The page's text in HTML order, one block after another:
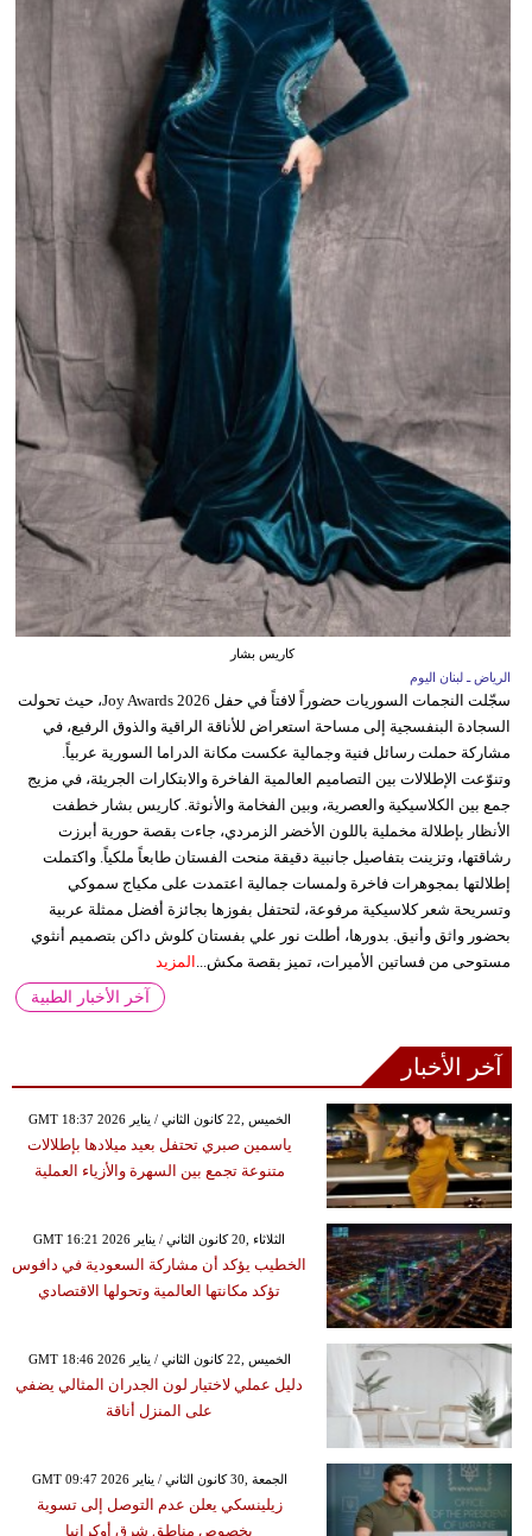
كاريس بشار
الرياض ـ لبنان اليوم
سجّلت النجمات السوريات حضوراً لافتاً في حفل Joy Awards 2026، حيث تحولت
السجادة البنفسجية إلى مساحة استعراض للأناقة الراقية والذوق الرفيع، في
مشاركة حملت رسائل فنية وجمالية عكست مكانة الدراما السورية عربياً.
وتنوّعت الإطلالات بين التصاميم العالمية الفاخرة والابتكارات الجريئة، في مزيج
جمع بين الكلاسيكية والعصرية، وبين الفخامة والأنوثة. كاريس بشار خطفت
الأنظار بإطلالة مخملية باللون الأخضر الزمردي، جاءت بقصة حورية أبرزت
رشاقتها، وتزينت بتفاصيل جانبية دقيقة منحت الفستان طابعاً ملكياً. واكتملت
إطلالتها بمجوهرات فاخرة ولمسات جمالية اعتمدت على مكياج سموكي
وتسريحة شعر كلاسيكية مرفوعة، لتحتفل بفوزها بجائزة أفضل ممثلة عربية
بحضور واثق وأنيق. بدورها، أطلت نور علي بفستان كلوش داكن بتصميم أنثوي
مستوحى من فساتين الأميرات، تميز بقصة مكش... المزيد
آخر الأخبار الطبية
آخر الأخبار
GMT 18:37 2026 الخميس ,22 كانون الثاني / يناير
ياسمين صبري تحتفل بعيد ميلادها بإطلالات
متنوعة تجمع بين السهرة والأزياء العملية
GMT 16:21 2026 الثلاثاء ,20 كانون الثاني / يناير
الخطيب يؤكد أن مشاركة السعودية في دافوس
تؤكد مكانتها العالمية وتحولها الاقتصادي
GMT 18:46 2026 الخميس ,22 كانون الثاني / يناير
دليل عملي لاختيار لون الجدران المثالي يضفي
على المنزل أناقة
GMT 09:47 2026 الجمعة ,30 كانون الثاني / يناير
زيلينسكي يعلن عدم التوصل إلى تسوية
بخصوص مناطق شرق أوكرانيا